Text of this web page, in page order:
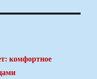
комфортное